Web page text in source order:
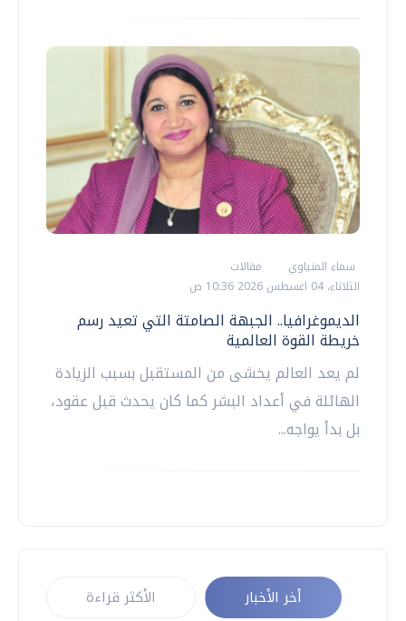
سماء المنياوي
مقالات
الثلاثاء، 04 اغسطس 2026 10:36 ص
الديموغرافيا.. الجبهة الصامتة التي تعيد رسم
خريطة القوة العالمية
لم يعد العالم يخشى من المستقبل بسبب الزيادة
الهائلة في أعداد البشر كما كان يحدث قبل عقود،
بل بدأ يواجه...
أخر الأخبار الأكثر قراءة